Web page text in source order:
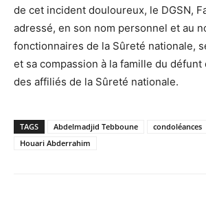
de cet incident douloureux, le DGSN,
adressé, en son nom personnel et au
fonctionnaires de la Sûreté nationale,
et sa compassion à la famille du défunt
des affiliés de la Sûreté nationale.
TAGS Abdelmadjid Tebboune
condoléances
Houari Abderrahim